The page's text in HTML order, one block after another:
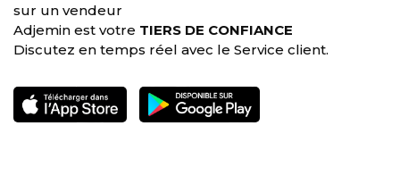
sur un vendeur
Adjemin est votre TIERS DE CONFIANCE
Discutez en temps réel avec le Service client.